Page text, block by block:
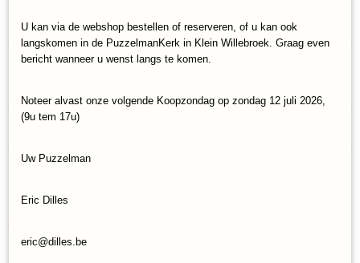
Specificaties
Productcode
5425014561081
Bruto gewicht
Afmetingen (l,b,h)
Omschrijving
Reacties
U kan via de webshop bestellen of reserveren, of u kan ook
langskomen in de PuzzelmanKerk in Klein Willebroek. Graag even
bericht wanneer u wenst langs te komen.
Noteer alvast onze volgende Koopzondag op zondag 12 juli 2026,
(9u tem 17u)
Uw Puzzelman
Eric Dilles
eric@dilles.be